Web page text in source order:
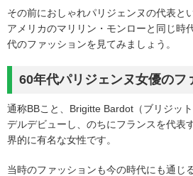
その前におしゃれパリジェンヌの代表と
アメリカのマリリン・モンローと同じ時
代のファッションを見てみましょう。
60年代パリジェンヌ女優の
通称BBこと、Brigitte Bardot（ブリジッ
デルデビューし、のちにフランスを代表
界的に有名な女性です。
当時のファッションも今の時代にも通じ